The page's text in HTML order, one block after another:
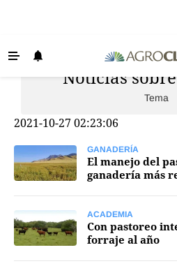
Ganadería
Lechería
Tecnología
Agenda
Noticias
Tema
2021-10-27 02:23:06
GANADERÍA
El manejo del
ganadería más
ACADEMIA
Con pastoreo
forraje al año